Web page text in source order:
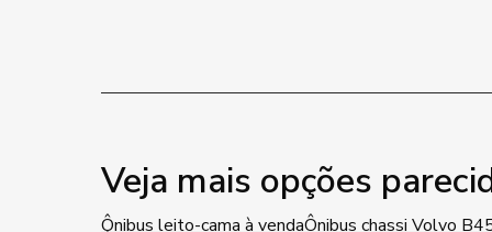
Veja mais opções
Ônibus leito-cama à vendaÔnibus chassi Volvo